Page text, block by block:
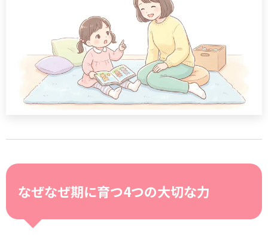
なぜなぜ期に育つ4つの大切な力